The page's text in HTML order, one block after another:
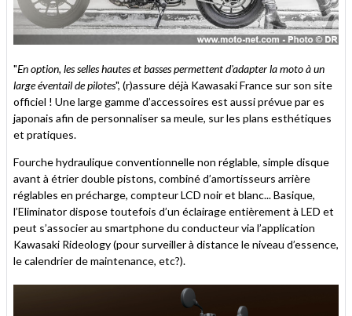
"En option, les selles hautes et basses permettent d'adapter la moto à un
large éventail de pilotes", (r)assure déjà Kawasaki France sur son site
officiel ! Une large gamme d’accessoires est aussi prévue par es
japonais afin de personnaliser sa meule, sur les plans esthétiques
et pratiques.
Fourche hydraulique conventionnelle non réglable, simple disque
avant à étrier double pistons, combiné d’amortisseurs arrière
réglables en précharge, compteur LCD noir et blanc... Basique,
l’Eliminator dispose toutefois d’un éclairage entièrement à LED et
peut s’associer au smartphone du conducteur via l’application
Kawasaki Rideology (pour surveiller à distance le niveau d’essence,
le calendrier de maintenance, etc?).